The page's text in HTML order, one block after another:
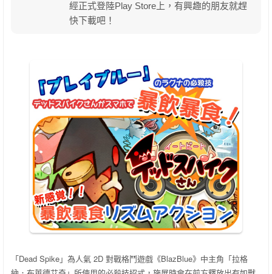
經正式登陸Play Store上，有興趣的朋友就趕
快下載吧！
「Dead Spike」為人氣 2D 對戰格鬥遊戲《BlazBlue》中主角「拉格